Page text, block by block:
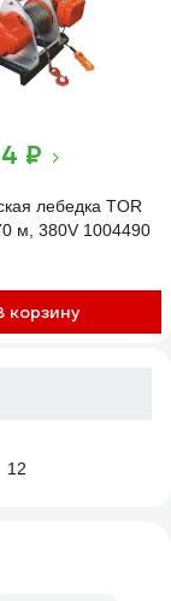
₽
лебедка TOR
м, 380V 1004490
корзину
12